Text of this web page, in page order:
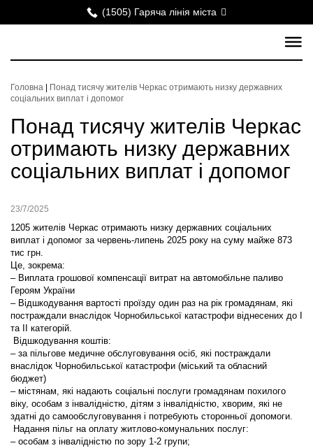
(1505) Гаряча лінія міста
Головна
Понад тисячу жителів Черкас отримають низку державних
соціальних виплат і допомог
Понад тисячу жителів Черкас
отримають низку державних
соціальних виплат і допомог
23/7/2025
1205 жителів Черкас отримають низку державних соціальних
виплат і допомог за червень-липень 2025 року на суму майже 873
тис грн.
Це, зокрема:
–Виплата грошової компенсації витрат на автомобільне паливо
Героям України
–Відшкодування вартості проїзду один раз на рік громадянам, які
постраждали внаслідок Чорнобильської катастрофи віднесених до I
та II категорій.
Відшкодування коштів:
– за пільгове медичне обслуговування осіб, які постраждали
внаслідок Чорнобильської катастрофи (міський та обласний
бюджет)
–містянам, які надають соціальні послуги громадянам похилого
віку, особам з інвалідністю, дітям з інвалідністю, хворим, які не
здатні до самообслуговування і потребують сторонньої допомоги.
Надання пільг на оплату житлово-комунальних послуг:
–особам з інвалідністю по зору 1-2 групи;